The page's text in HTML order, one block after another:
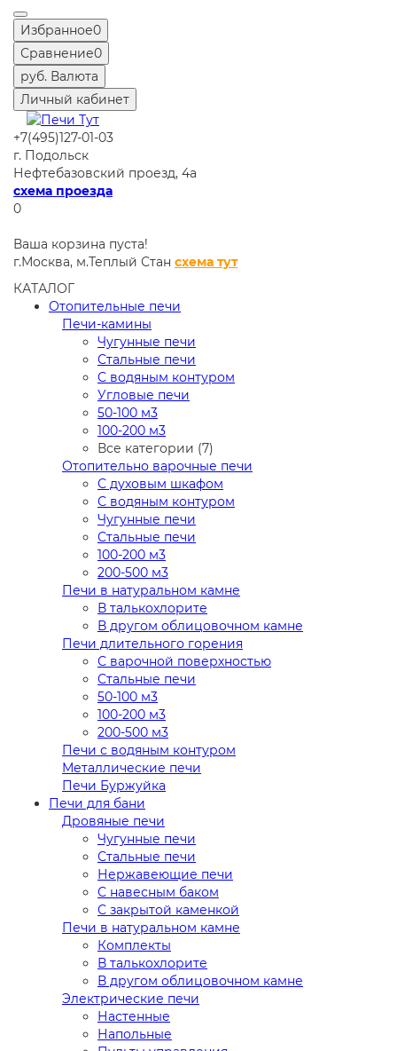
Избранное0
Сравнение0
руб. Валюта
Личный кабинет
+7(495)127-01-03
г. Подольск
Нефтебазовский проезд, 4а
схема проезда
0
Ваша корзина пуста!
г.Москва, м.Теплый Стан схема тут
КАТАЛОГ
Отопительные печи
Печи-камины
Чугунные печи
Стальные печи
С водяным контуром
Угловые печи
50-100 м3
100-200 м3
Все категории (7)
Отопительно варочные печи
С духовым шкафом
С водяным контуром
Чугунные печи
Стальные печи
100-200 м3
200-500 м3
Печи в натуральном камне
В талькохлорите
В другом облицовочном камне
Печи длительного горения
С варочной поверхностью
Стальные печи
50-100 м3
100-200 м3
200-500 м3
Печи с водяным контуром
Металлические печи
Печи Буржуйка
Печи для бани
Дровяные печи
Чугунные печи
Стальные печи
Нержавеющие печи
С навесным баком
С закрытой каменкой
Печи в натуральном камне
Комплекты
В талькохлорите
В другом облицовочном камне
Электрические печи
Настенные
Напольные